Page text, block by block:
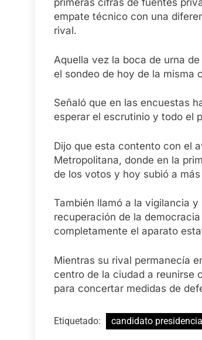
primeras cifras de fuentes
empate técnico con una
rival.
Aquella vez la boca de urna
el sondeo de hoy de la misma
Señaló que en las encuestas
esperar el escrutinio y todo el
Dijo que esta contento con el
Metropolitana, donde en la
de los votos y hoy subió a
También llamó a la vigilancia
recuperación de la
completamente el aparato
Mientras su rival permanecía
centro de la ciudad a reunirse
para concertar medidas de
Etiquetado: candidato